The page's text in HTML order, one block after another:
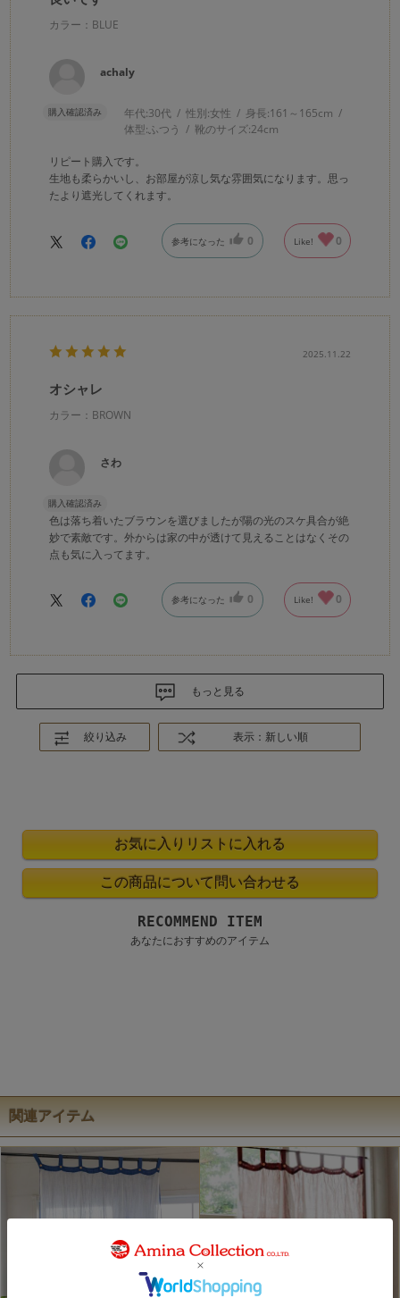
カラー：BLUE
achaly
購入確認済み 年代:30代 性別:女性 身長:161～165cm
体型:ふつう 靴のサイズ:24cm
リピート購入です。
生地も柔らかいし、お部屋が涼し気な雰囲気になります。思っ
たより遮光してくれます。
参考になった 0 Like! 0
2025.11.22
オシャレ
カラー：BROWN
さわ
購入確認済み
色は落ち着いたブラウンを選びましたが陽の光のスケ具合が絶
妙で素敵です。外からは家の中が透けて見えることはなくその
点も気に入ってます。
参考になった 0 Like! 0
もっと見る
絞り込み 表示：新しい順
RECOMMEND ITEM
あなたにおすすめのアイテム
関連アイテム